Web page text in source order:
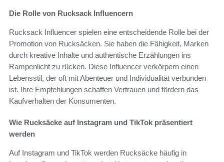
Die Rolle von Rucksack Influencern
Rucksack Influencer spielen eine entscheidende Rolle bei der
Promotion von Rucksäcken. Sie haben die Fähigkeit, Marken
durch kreative Inhalte und authentische Erzählungen ins
Rampenlicht zu rücken. Diese Influencer verkörpern einen
Lebensstil, der oft mit Abenteuer und Individualität verbunden
ist. Ihre Empfehlungen schaffen Vertrauen und fördern das
Kaufverhalten der Konsumenten.
Wie Rucksäcke auf Instagram und TikTok präsentiert
werden
Auf Instagram und TikTok werden Rucksäcke häufig in